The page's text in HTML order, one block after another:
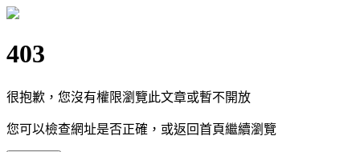
403
很抱歉，您沒有權限瀏覽此文章或暫不開放
您可以檢查網址是否正確，或返回首頁繼續瀏覽